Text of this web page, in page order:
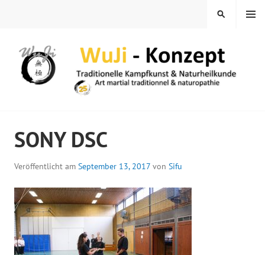
MENÜ
SUCHEN
SONY DSC
Veröffentlicht am September 13, 2017 von Sifu